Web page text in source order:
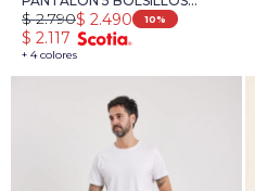
HARRY - TOSTADO
+ 4 colores
$ 2.490
$ 2.790 10
$ 2.117